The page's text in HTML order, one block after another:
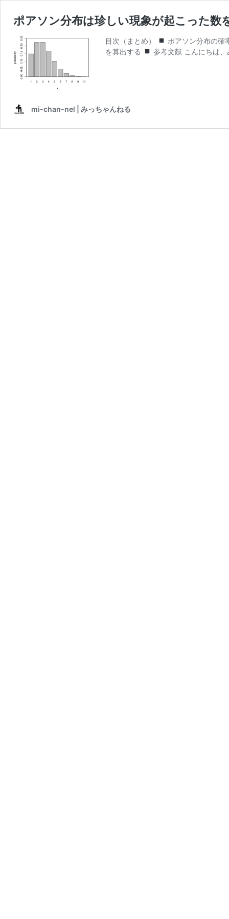
ポアソン分布は珍しい現象が起こった数
目次（まとめ）
ポアソン分布の確
を算出する
参考文献 こんにちは
mi-chan-nel | みっちゃんねる